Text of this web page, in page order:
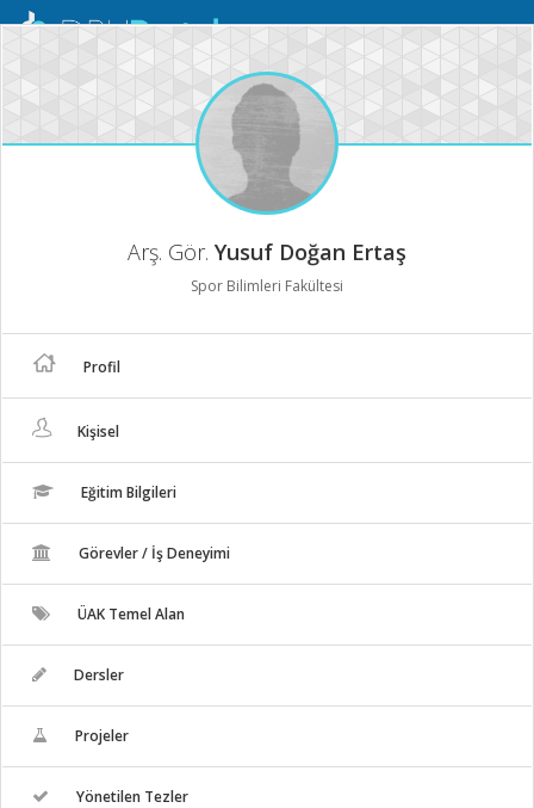
Mobil
Arş. Gör. Yusuf Doğan Ertaş
Spor Bilimleri Fakültesi
Profil
Kişisel
Eğitim Bilgileri
Görevler / İş Deneyimi
ÜAK Temel Alan
Dersler
Projeler
Yönetilen Tezler